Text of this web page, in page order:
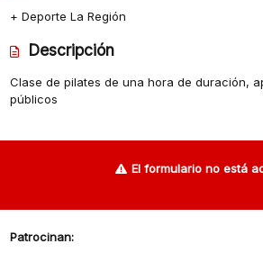
+ Deporte La Región
Descripción
Clase de pilates de una hora de duración,
públicos
El formulario no está
Patrocinan: